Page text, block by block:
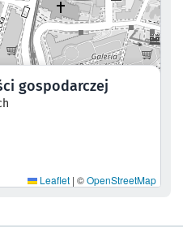
Leaflet | ©OpenStreetMap
gospodarczej